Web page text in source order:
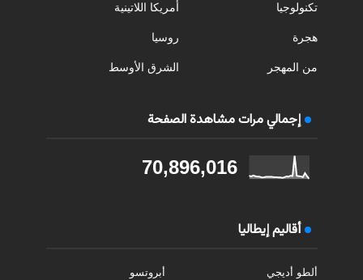
تكنولوجيا
هجرة
من المهجر
أمريكا اللاتينية
روسيا
الشرق الأوسط
إجمالي مرات مشاهدة الصفحة
70,896,016
أقاليم إيطاليا
ألطو أديجي
أبروتسو